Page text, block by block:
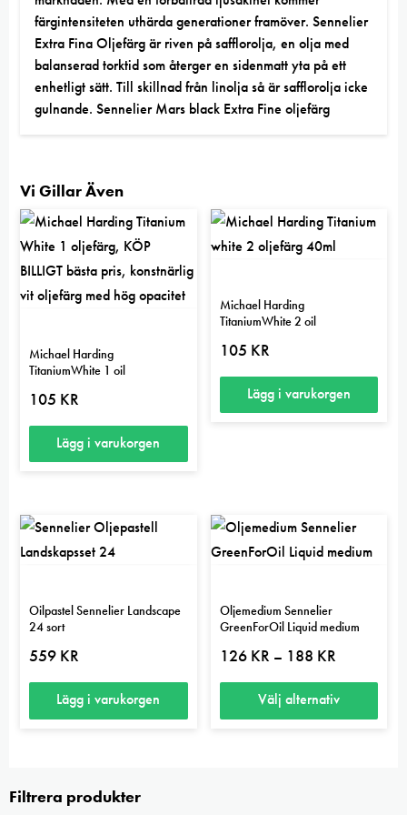
färgintensiteten uthärda generationer framöver. Sennelier
Extra Fina Oljefärg är riven på safflorolja, en olja med
balanserad torktid som återger en sidenmatt yta på ett
enhetligt sätt. Till skillnad från linolja så är safflorolja icke
gulnande. Sennelier Mars black Extra Fine oljefärg
Vi Gillar Även
Michael Harding
TitaniumWhite 1 oil
105 KR
Lägg i varukorgen
Michael Harding
TitaniumWhite 2 oil
105 KR
Lägg i varukorgen
Oilpastel Sennelier Landscape
24 sort
559 KR
Lägg i varukorgen
Oljemedium Sennelier
GreenForOil Liquid medium
126 KR – 188 KRPrisintervall:
till
188 kr
Välj alternativ
Filtrera produkter